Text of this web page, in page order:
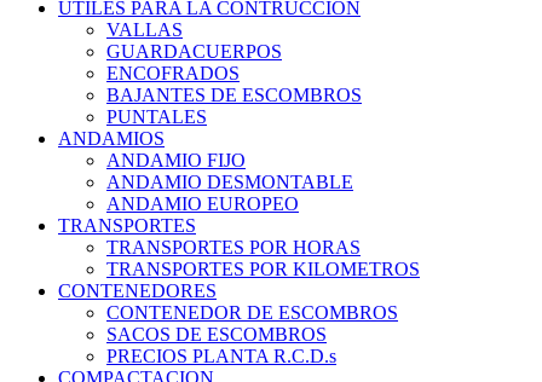
UTILES PARA LA CONTRUCCION
VALLAS
GUARDACUERPOS
ENCOFRADOS
BAJANTES DE ESCOMBROS
PUNTALES
ANDAMIOS
ANDAMIO FIJO
ANDAMIO DESMONTABLE
ANDAMIO EUROPEO
TRANSPORTES
TRANSPORTES POR HORAS
TRANSPORTES POR KILOMETROS
CONTENEDORES
CONTENEDOR DE ESCOMBROS
SACOS DE ESCOMBROS
PRECIOS PLANTA R.C.D.s
COMPACTACION